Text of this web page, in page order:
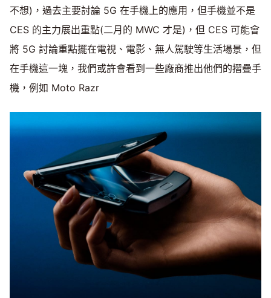
不想)，過去主要討論 5G 在手機上的應用，但手機並不是
CES 的主力展出重點(二月的 MWC 才是)，但 CES 可能會
將 5G 討論重點擺在電視、電影、無人駕駛等生活場景，但
在手機這一塊，我們或許會看到一些廠商推出他們的摺疊手
機，例如 Moto Razr